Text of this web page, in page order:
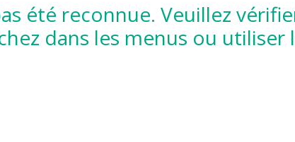
été reconnue. Veuillez
dans les menus ou utiliser